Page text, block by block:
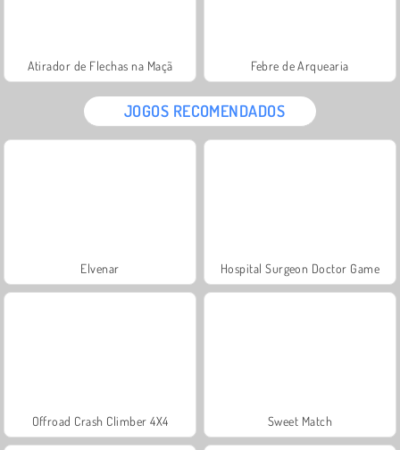
Atirador de Flechas na Maçã Febre de Arquearia
JOGOS RECOMENDADOS
Elvenar Hospital Surgeon Doctor Game
Offroad Crash Climber 4X4 Sweet Match